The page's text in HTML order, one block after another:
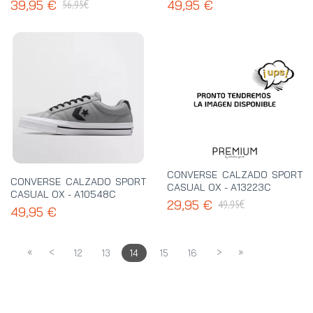
39,95 € 56,95€ 49,95 €
CONVERSE CALZADO SPORT
CASUAL OX - A10548C
49,95 €
CONVERSE CALZADO SPORT
CASUAL OX - A13223C
29,95 € 49,95€
« < 12 13 14 15 16 > »